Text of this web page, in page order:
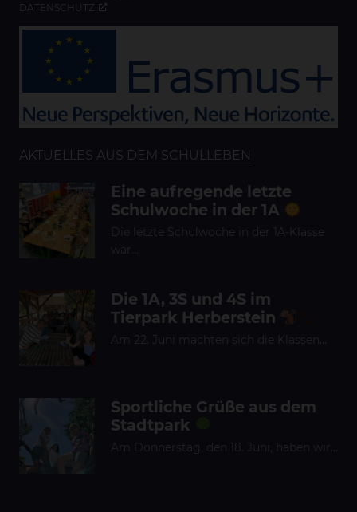
DATENSCHUTZ
AKTUELLES AUS DEM SCHULLEBEN
Eine aufregende letzte
Schulwoche in der 1A
Die letzte Schulwoche in der 1A-Klasse
war…
Die 1A, 3S und 4S im
Tierpark Herberstein
Am 22. Juni machten sich die Klassen…
Sportliche Grüße aus dem
Stadtpark
Am Donnerstag, den 18. Juni, haben wir…